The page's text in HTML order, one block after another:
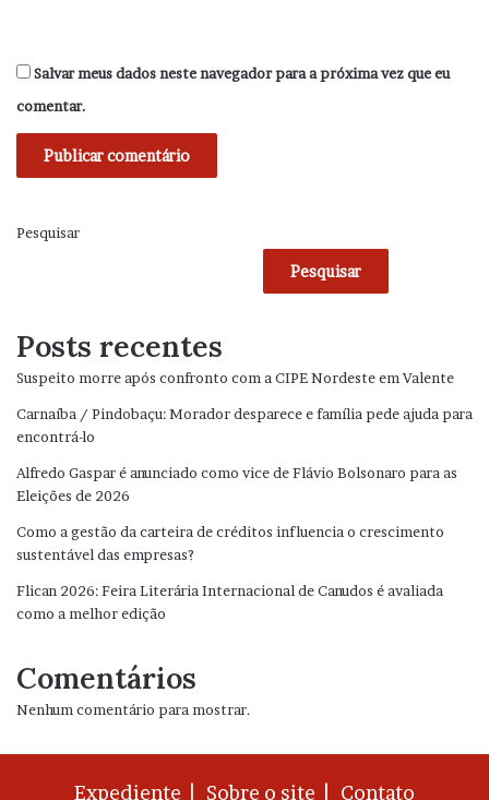
Salvar meus dados neste navegador para a próxima vez que eu
comentar.
Pesquisar
Pesquisar
Posts recentes
Suspeito morre após confronto com a CIPE Nordeste em Valente
Carnaíba / Pindobaçu: Morador desparece e família pede ajuda para
encontrá-lo
Alfredo Gaspar é anunciado como vice de Flávio Bolsonaro para as
Eleições de 2026
Como a gestão da carteira de créditos influencia o crescimento
sustentável das empresas?
Flican 2026: Feira Literária Internacional de Canudos é avaliada
como a melhor edição
Comentários
Nenhum comentário para mostrar.
Expediente | Sobre o site | Contato